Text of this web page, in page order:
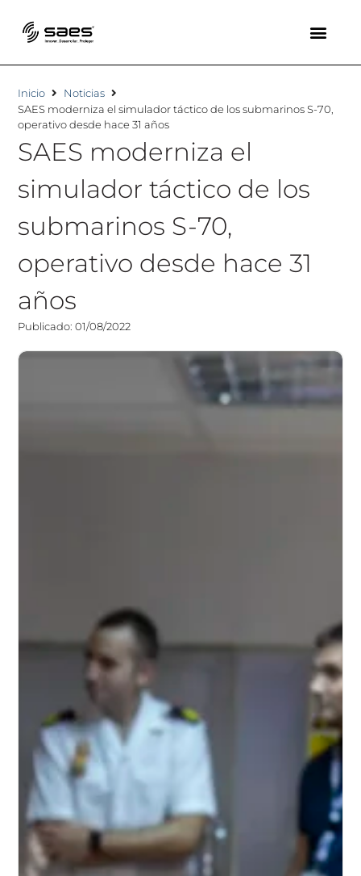
Inicio
Noticias
SAES moderniza el simulador táctico de los submarinos S-70,
operativo desde hace 31 años
SAES moderniza el
simulador táctico de los
submarinos S-70,
operativo desde hace 31
años
Publicado: 01/08/2022